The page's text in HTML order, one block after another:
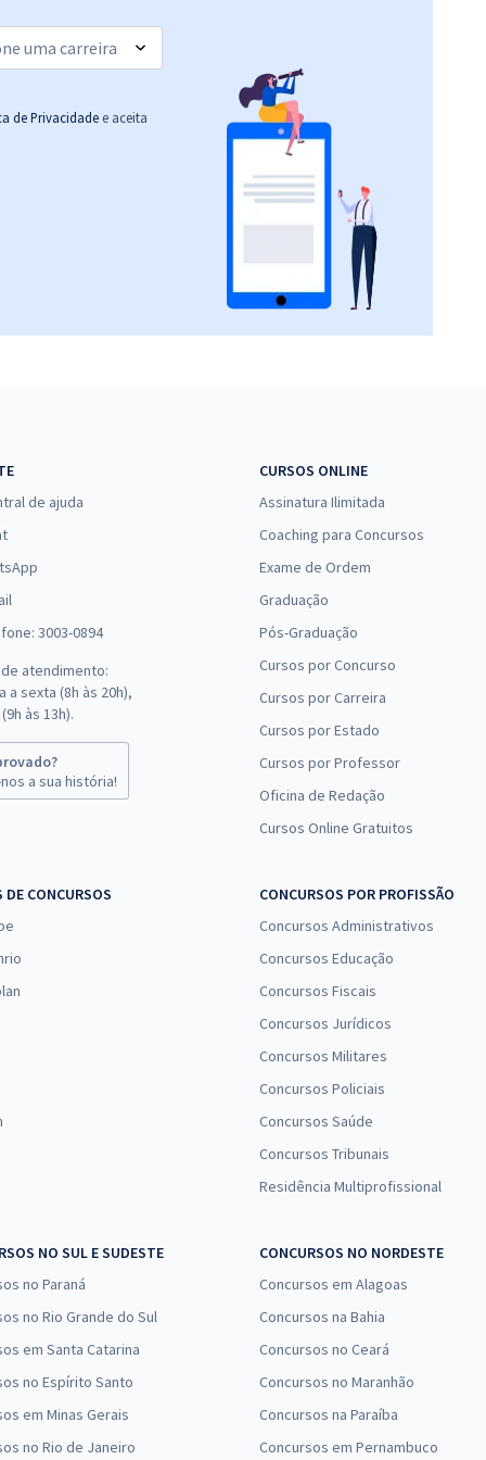
de Privacidade e aceita
de ajuda
3003-0894
atendimento:
a sexta (8h às 20h),
às 13h).
a sua história!
CURSOS ONLINE
Assinatura Ilimitada
Coaching para Concursos
Exame de Ordem
Graduação
Pós-Graduação
Cursos por Concurso
Cursos por Carreira
Cursos por Estado
Cursos por Professor
Oficina de Redação
Cursos Online Gratuitos
DE CONCURSOS
CONCURSOS POR PROFISSÃO
Concursos Administrativos
Concursos Educação
Concursos Fiscais
Concursos Jurídicos
Concursos Militares
Concursos Policiais
Concursos Saúde
Concursos Tribunais
Residência Multiprofissional
NO SUL E SUDESTE
no Paraná
no Rio Grande do Sul
em Santa Catarina
no Espírito Santo
em Minas Gerais
no Rio de Janeiro
CONCURSOS NO NORDESTE
Concursos em Alagoas
Concursos na Bahia
Concursos no Ceará
Concursos no Maranhão
Concursos na Paraíba
Concursos em Pernambuco